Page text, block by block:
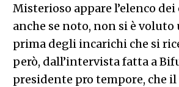
Misterioso appare l’elenco
anche se noto, non si è
prima degli incarichi che si
però, dall’intervista fatta a
presidente pro tempore, che